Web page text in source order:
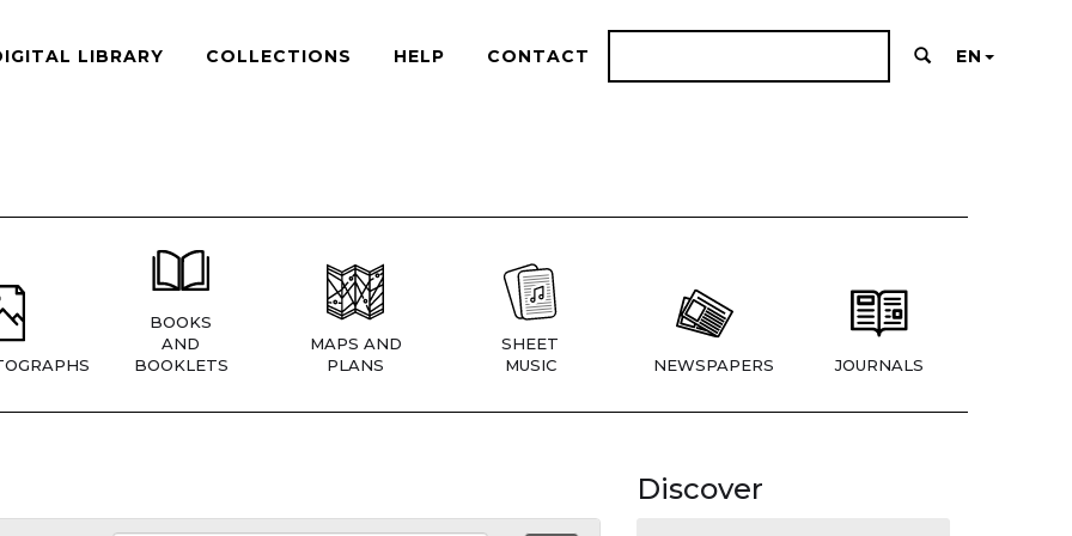
LIBRARY COLLECTIONS HELP CONTACT EN
BOOKS
AND
BOOKLETS
MAPS AND
PLANS
SHEET
MUSIC
NEWSPAPERS JOURNALS
Discover